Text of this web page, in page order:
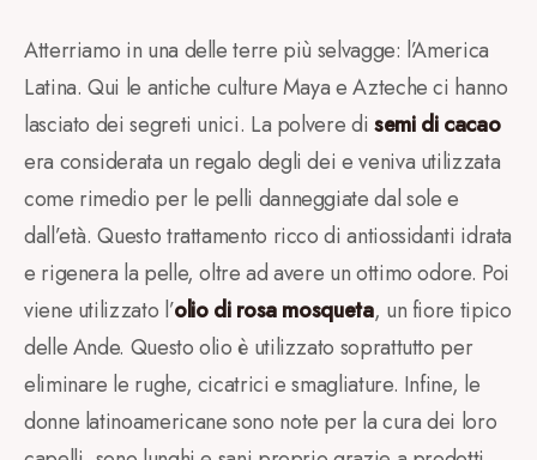
Atterriamo in una delle terre più selvagge: l’America
Latina. Qui le antiche culture Maya e Azteche ci hanno
lasciato dei segreti unici. La polvere di semi di cacao
era considerata un regalo degli dei e veniva utilizzata
come rimedio per le pelli danneggiate dal sole e
dall’età. Questo trattamento ricco di antiossidanti idrata
e rigenera la pelle, oltre ad avere un ottimo odore. Poi
viene utilizzato l’olio di rosa mosqueta, un fiore tipico
delle Ande. Questo olio è utilizzato soprattutto per
eliminare le rughe, cicatrici e smagliature. Infine, le
donne latinoamericane sono note per la cura dei loro